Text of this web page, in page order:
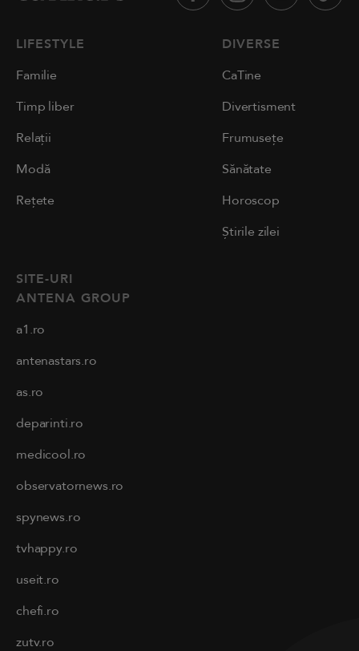
LIFESTYLE
Familie
Timp liber
Relații
Modă
Rețete
DIVERSE
CaTine
Divertisment
Frumusețe
Sănătate
Horoscop
Știrile zilei
SITE-URI
ANTENA GROUP
a1.ro
antenastars.ro
as.ro
deparinti.ro
medicool.ro
observatornews.ro
spynews.ro
tvhappy.ro
useit.ro
chefi.ro
zutv.ro